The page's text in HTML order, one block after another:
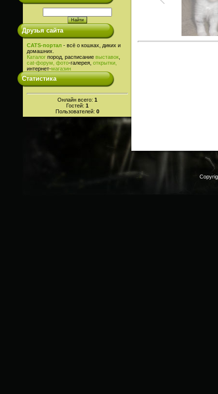
Друзья сайта
CATS-портал - всё о кошках, диких и
домашних.
Каталог пород, расписание выставок
cat-форум, фото-галерея, открытки,
интернет-магазин
Статистика
Онлайн всего: 1
Гостей: 1
Пользователей: 0